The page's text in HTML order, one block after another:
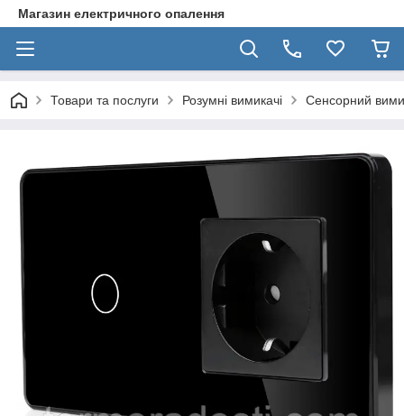
Магазин електричного опалення
Товари та послуги Розумні вимикачі Сенсорний